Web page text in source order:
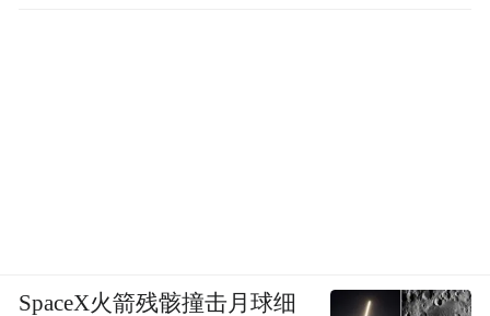
SpaceX火箭残骸撞击月球细